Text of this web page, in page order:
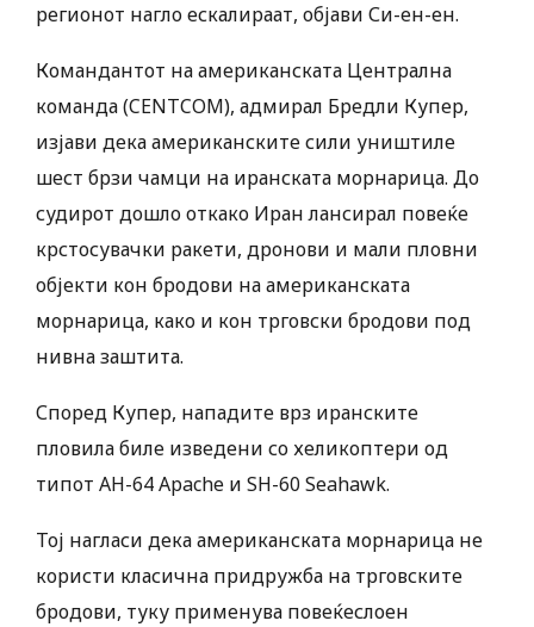
регионот нагло ескалираат, објави Си-ен-ен.
Командантот на американската Централна
команда (CENTCOM), адмирал Бредли Купер,
изјави дека американските сили уништиле
шест брзи чамци на иранската морнарица. До
судирот дошло откако Иран лансирал повеќе
крстосувачки ракети, дронови и мали пловни
објекти кон бродови на американската
морнарица, како и кон трговски бродови под
нивна заштита.
Според Купер, нападите врз иранските
пловила биле изведени со хеликоптери од
типот AH-64 Apache и SH-60 Seahawk.
Тој нагласи дека американската морнарица не
користи класична придружба на трговските
бродови, туку применува повеќеслоен